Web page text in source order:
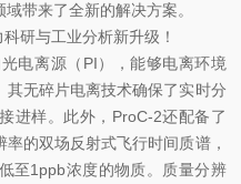
带来了全新的解决方案。
电离源（PI），能够电离环境
无碎片电离技术确保了实时分
进样。此外，ProC-2还配备了
的双场反射式飞行时间质谱，
至1ppb浓度的物质。质量分辨